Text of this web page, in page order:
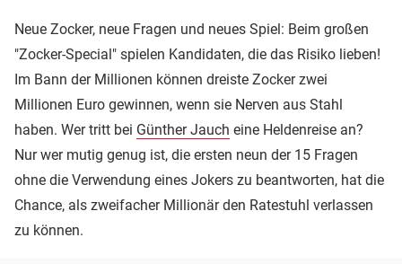
Neue Zocker, neue Fragen und neues Spiel: Beim großen
"Zocker-Special" spielen Kandidaten, die das Risiko lieben!
Im Bann der Millionen können dreiste Zocker zwei
Millionen Euro gewinnen, wenn sie Nerven aus Stahl
haben. Wer tritt bei Günther Jauch eine Heldenreise an?
Nur wer mutig genug ist, die ersten neun der 15 Fragen
ohne die Verwendung eines Jokers zu beantworten, hat die
Chance, als zweifacher Millionär den Ratestuhl verlassen
zu können.